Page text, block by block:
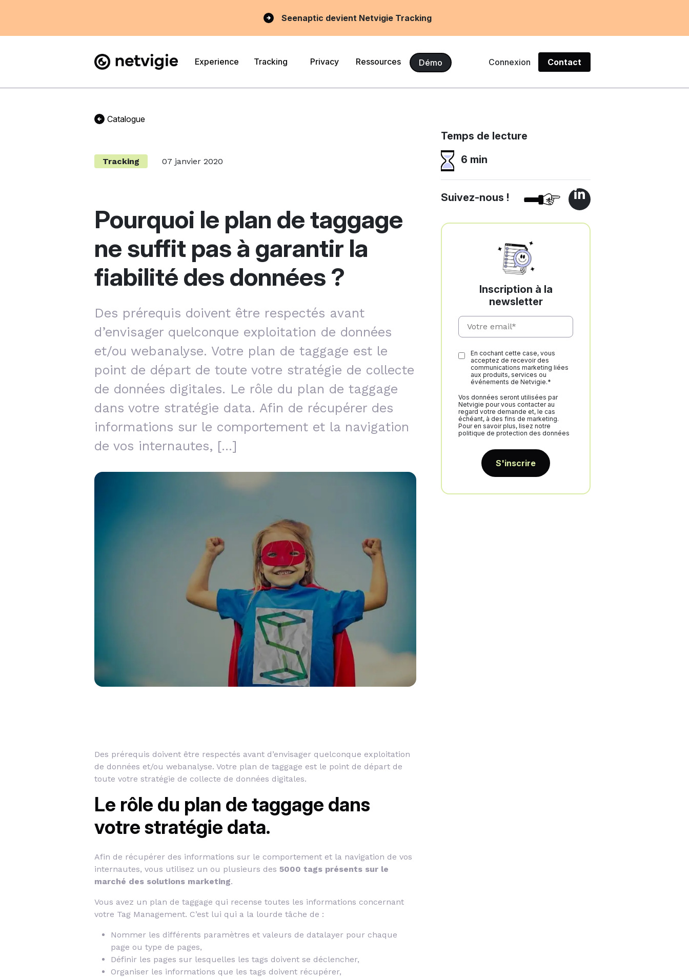
Seenaptic devient Netvigie Tracking
Experience Tracking Privacy Ressources Démo Connexion Contact
Catalogue
Tracking 07 janvier 2020
Pourquoi le plan de taggage
ne suffit pas à garantir la
fiabilité des données ?
Des prérequis doivent être respectés avant
d’envisager quelconque exploitation de données
et/ou webanalyse. Votre plan de taggage est le
point de départ de toute votre stratégie de collecte
de données digitales. Le rôle du plan de taggage
dans votre stratégie data. Afin de récupérer des
informations sur le comportement et la navigation
de vos internautes, […]
Des prérequis doivent être respectés avant d’envisager quelconque exploitation
de données et/ou webanalyse. Votre plan de taggage est le point de départ de
toute votre stratégie de collecte de données digitales.
Le rôle du plan de taggage dans
votre stratégie data.
Afin de récupérer des informations sur le comportement et la navigation de vos
internautes, vous utilisez un ou plusieurs des 5000 tags présents sur le
marché des solutions marketing.
Vous avez un plan de taggage qui recense toutes les informations concernant
votre Tag Management. C’est lui qui a la lourde tâche de :
Nommer les différents paramètres et valeurs de datalayer pour chaque
page ou type de pages,
Définir les pages sur lesquelles les tags doivent se déclencher,
Organiser les informations que les tags doivent récupérer,
Temps de lecture
6 min
Suivez-nous !
Inscription à la
newsletter
En cochant cette case, vous
acceptez de recevoir des
communications marketing liées
aux produits, services ou
événements de Netvigie.*
Vos données seront utilisées par
Netvigie pour vous contacter au
regard votre demande et, le cas
échéant, à des fins de marketing.
Pour en savoir plus, lisez notre
politique de protection des données